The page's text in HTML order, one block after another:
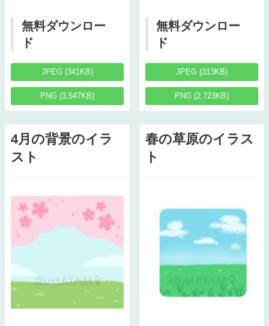
無料ダウンロー
ド
JPEG (341KB)
PNG (3,547KB)
無料ダウンロー
ド
JPEG (313KB)
PNG (2,723KB)
4月の背景のイラ
スト
春の草原のイラス
ト